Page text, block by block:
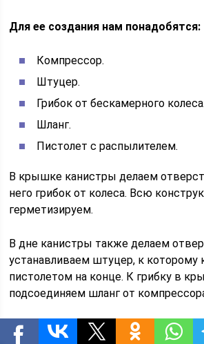
Для ее создания нам понадобятся:
Компрессор.
Штуцер.
Грибок от бескамерного колеса.
Шланг.
Пистолет с распылителем.
В крышке канистры делаем
него грибок от колеса. Всю
герметизируем.
В дне канистры также делаем
устанавливаем штуцер, к которому
пистолетом на конце. К грибку в
подсоединяем шланг от
Простейшая мойка готова к